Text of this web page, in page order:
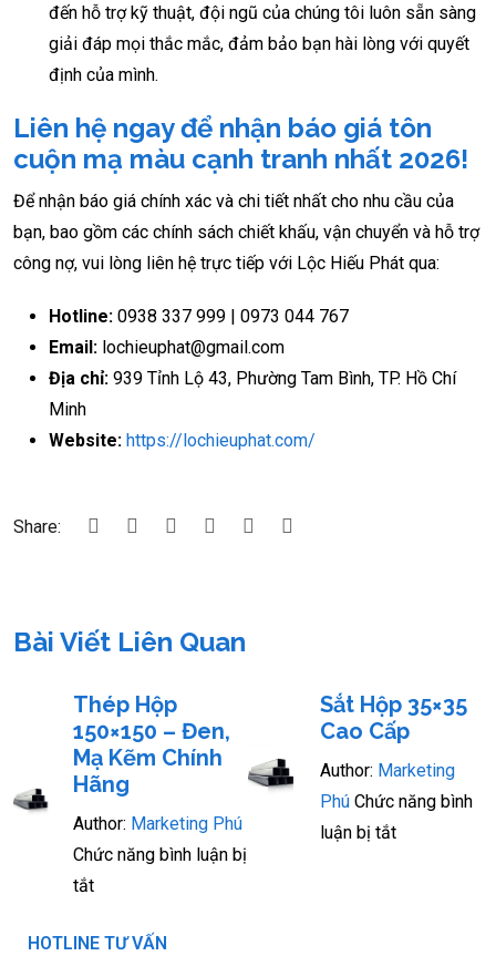
đến hỗ trợ kỹ thuật, đội ngũ của chúng tôi luôn sẵn sàng
giải đáp mọi thắc mắc, đảm bảo bạn hài lòng với quyết
định của mình.
Liên hệ ngay để nhận báo giá tôn
cuộn mạ màu cạnh tranh nhất 2026!
Để nhận báo giá chính xác và chi tiết nhất cho nhu cầu của
bạn, bao gồm các chính sách chiết khấu, vận chuyển và hỗ trợ
công nợ, vui lòng liên hệ trực tiếp với Lộc Hiếu Phát qua:
Hotline: 0938 337 999 | 0973 044 767
Email: lochieuphat@gmail.com
Địa chỉ: 939 Tỉnh Lộ 43, Phường Tam Bình, TP. Hồ Chí
Minh
Website: https://lochieuphat.com/
Share:
Bài Viết Liên Quan
Thép Hộp
150×150 – Đen,
Mạ Kẽm Chính
Hãng
Author: Marketing Phú
Chức năng bình luận bị
tắt
Sắt Hộp 35×35
Cao Cấp
Author: Marketing
Phú Chức năng bình
luận bị tắt
HOTLINE TƯ VẤN